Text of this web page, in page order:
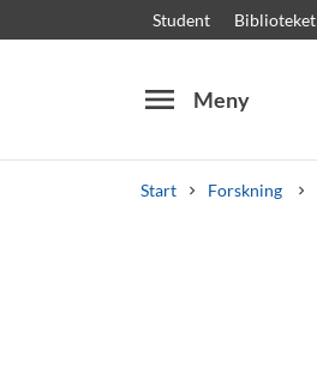
Student Biblioteket
menu Meny
Start Forskning